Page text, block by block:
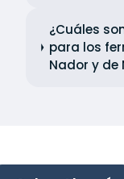
¿Cuáles
para los
Nador y de